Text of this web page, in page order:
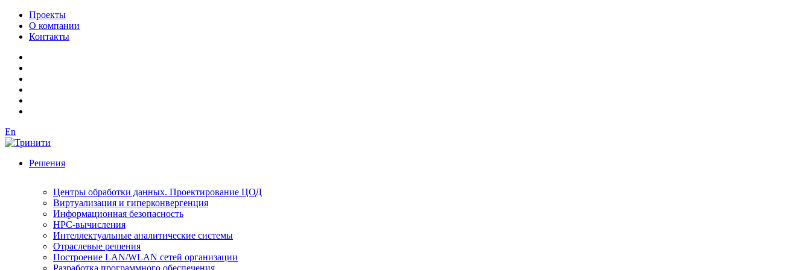
Проекты
О компании
Контакты
En
Решения
Центры обработки данных. Проектирование ЦОД
Виртуализация и гиперконвергенция
Информационная безопасность
HPC-вычисления
Интеллектуальные аналитические системы
Отраслевые решения
Построение LAN/WLAN сетей организации
Разработка программного обеспечения